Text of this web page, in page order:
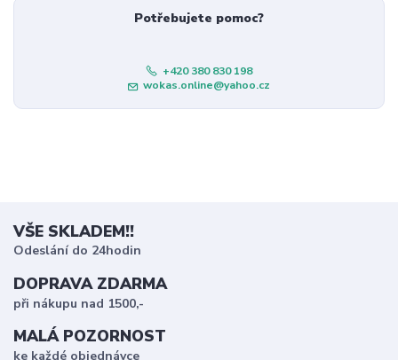
Potřebujete pomoc?
+420 380 830 198
wokas.online@yahoo.cz
VŠE SKLADEM!!
Odeslání do 24hodin
DOPRAVA ZDARMA
při nákupu nad 1500,-
MALÁ POZORNOST
ke každé objednávce